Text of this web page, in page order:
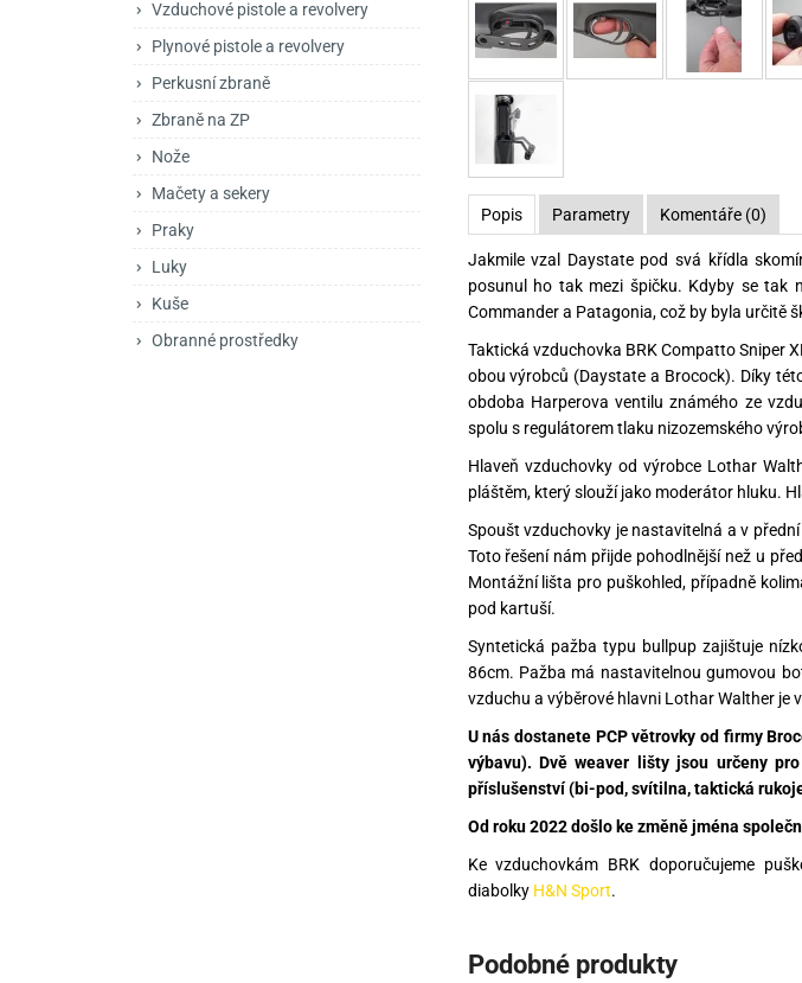
Příslušenství pro zbraně na ZP
Brokovnice opakovací
Brokovnice samonabíjecí
Pistole samonabíjecí
Zavírací nože
Kuchyňské nože
Příslušenství pro nože
Mačety a sekery
Luky
Obranné prostředky Obranné spreje
Pro lištu weaver a picatinny
Adaptéry
Náboje na ZP
Vzduchové pistole a revolvery
Plynové pistole a revolvery
Perkusní zbraně
Zbraně na ZP
Nože
Mačety a sekery
Praky
Luky
Kuše
Obranné prostředky
Popis Parametry Komentáře (0)
Jakmile vzal Daystate pod svá křídla
posunul ho tak mezi špičku. Kdyby se tak
Commander a Patagonia, což by byla určitě
Taktická vzduchovka BRK Compatto Sniper
obou výrobců (Daystate a Brocock). Díky
obdoba Harperova ventilu známého ze
spolu s regulátorem tlaku nizozemského
Hlaveň vzduchovky od výrobce Lothar
pláštěm, který slouží jako moderátor hluku.
Spoušt vzduchovky je nastavitelná a v
Toto řešení nám přijde pohodlnější než u
Montážní lišta pro puškohled, případně
pod kartuší.
Syntetická pažba typu bullpup zajištuje
86cm. Pažba má nastavitelnou gumovou
vzduchu a výběrové hlavni Lothar Walther je
U nás dostanete PCP větrovky od firmy
výbavu). Dvě weaver lišty jsou určeny
příslušenství (bi-pod, svítilna, taktická
Od roku 2022 došlo ke změně jména
Ke vzduchovkám BRK doporučujeme
diabolky H&N Sport.
Podobné produkty